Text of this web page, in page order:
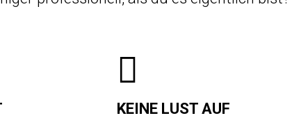
KEINE LUST AUF